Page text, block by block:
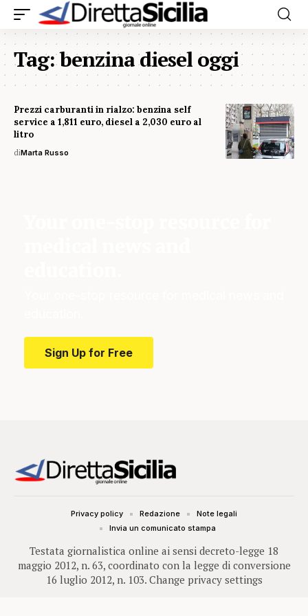
Tag:benzina diesel oggi
Prezzi carburanti in rialzo: benzina self
service a 1,811 euro, diesel a 2,030 euro al
litro
diMarta Russo
Sign Up for Free
Testata giornalistica online ai sensi decreto-legge 18
maggio 2012, n. 63, coordinato con la legge di conversione
16 luglio 2012, n. 103. Change privacy settings
Privacy policy Redazione
Note legali
Invia un comunicato stampa